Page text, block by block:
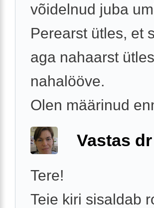
võidelnud juba
Perearst ütles, et
aga nahaarst
nahalööve.
Olen määrinud
Vastas
Tere!
Teie kiri sisaldab